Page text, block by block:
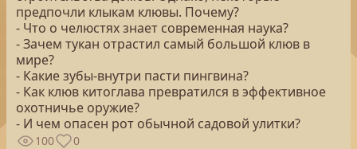
предпочли клыкам клювы. Почему?
- Что о челюстях знает современная наука?
- Зачем тукан отрастил самый большой клюв в
мире?
- Какие зубы-внутри пасти пингвина?
- Как клюв китоглава превратился в эффективное
охотничье оружие?
- И чем опасен рот обычной садовой улитки?
100 0